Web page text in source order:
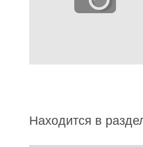
Находится в